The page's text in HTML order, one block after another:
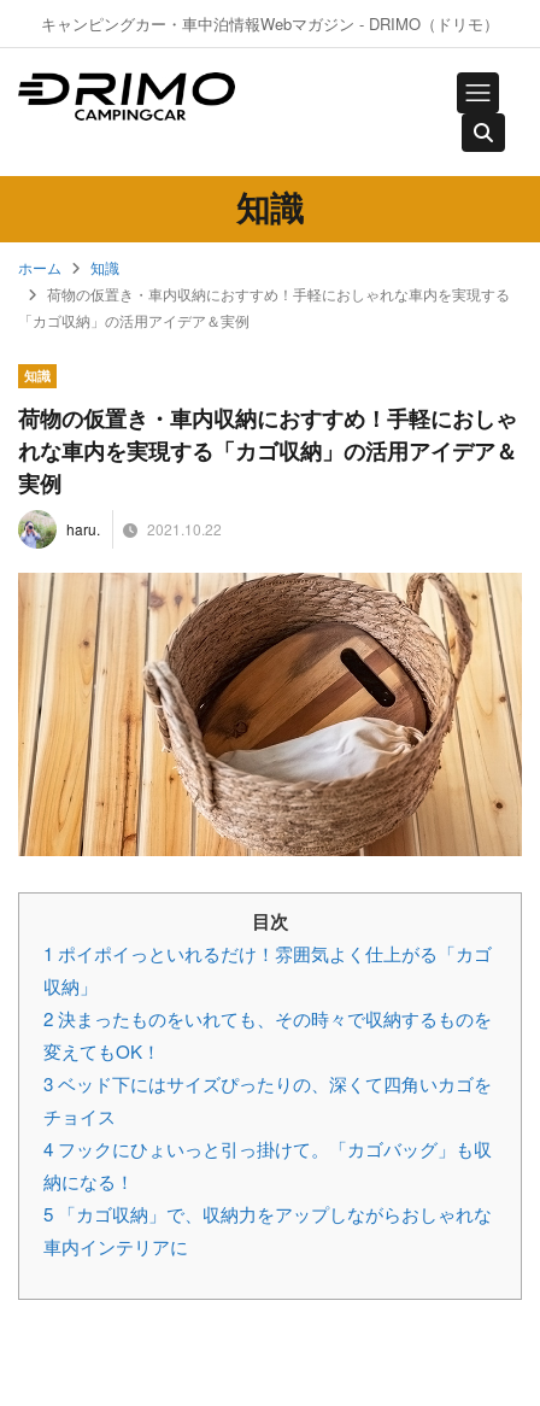
キャンピングカー・車中泊情報Webマガジン - DRIMO（ドリモ）
知識
ホーム
知識
荷物の仮置き・車内収納におすすめ！手軽におしゃれな車内を実現する
「カゴ収納」の活用アイデア＆実例
知識
荷物の仮置き・車内収納におすすめ！手軽におしゃ
れな車内を実現する「カゴ収納」の活用アイデア＆
実例
haru. 2021.10.22
目次
1 ポイポイっといれるだけ！雰囲気よく仕上がる「カゴ
収納」
2決まったものをいれても、その時々で収納するものを
変えてもOK！
3ベッド下にはサイズぴったりの、深くて四角いカゴを
チョイス
4 フックにひょいっと引っ掛けて。「カゴバッグ」も収
納になる！
5 「カゴ収納」で、収納力をアップしながらおしゃれな
車内インテリアに